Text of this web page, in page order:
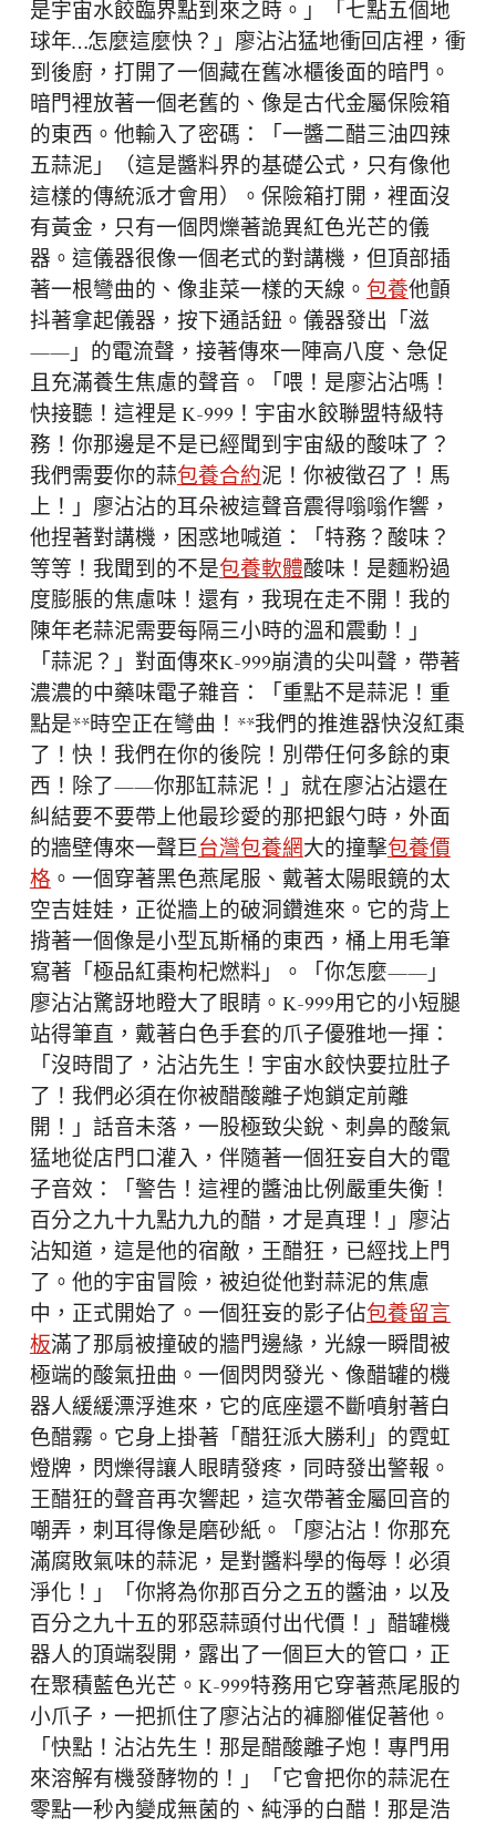
是宇宙水餃臨界點到來之時。」「七點五個地
球年…怎麼這麼快？」廖沾沾猛地衝回店裡，衝
到後廚，打開了一個藏在舊冰櫃後面的暗門。
暗門裡放著一個老舊的、像是古代金屬保險箱
的東西。他輸入了密碼：「一醬二醋三油四辣
五蒜泥」（這是醬料界的基礎公式，只有像他
這樣的傳統派才會用）。保險箱打開，裡面沒
有黃金，只有一個閃爍著詭異紅色光芒的儀
器。這儀器很像一個老式的對講機，但頂部插
著一根彎曲的、像韭菜一樣的天線。包養他顫
抖著拿起儀器，按下通話鈕。儀器發出「滋
——」的電流聲，接著傳來一陣高八度、急促
且充滿養生焦慮的聲音。「喂！是廖沾沾嗎！
快接聽！這裡是 K-999！宇宙水餃聯盟特級特
務！你那邊是不是已經聞到宇宙級的酸味了？
我們需要你的蒜包養合約泥！你被徵召了！馬
上！」廖沾沾的耳朵被這聲音震得嗡嗡作響，
他捏著對講機，困惑地喊道：「特務？酸味？
等等！我聞到的不是包養軟體酸味！是麵粉過
度膨脹的焦慮味！還有，我現在走不開！我的
陳年老蒜泥需要每隔三小時的溫和震動！」
「蒜泥？」對面傳來K-999崩潰的尖叫聲，帶著
濃濃的中藥味電子雜音：「重點不是蒜泥！重
點是**時空正在彎曲！**我們的推進器快沒紅棗
了！快！我們在你的後院！別帶任何多餘的東
西！除了——你那缸蒜泥！」就在廖沾沾還在
糾結要不要帶上他最珍愛的那把銀勺時，外面
的牆壁傳來一聲巨台灣包養網大的撞擊包養價
格。一個穿著黑色燕尾服、戴著太陽眼鏡的太
空吉娃娃，正從牆上的破洞鑽進來。它的背上
揹著一個像是小型瓦斯桶的東西，桶上用毛筆
寫著「極品紅棗枸杞燃料」。「你怎麼——」
廖沾沾驚訝地瞪大了眼睛。K-999用它的小短腿
站得筆直，戴著白色手套的爪子優雅地一揮：
「沒時間了，沾沾先生！宇宙水餃快要拉肚子
了！我們必須在你被醋酸離子炮鎖定前離
開！」話音未落，一股極致尖銳、刺鼻的酸氣
猛地從店門口灌入，伴隨著一個狂妄自大的電
子音效：「警告！這裡的醬油比例嚴重失衡！
百分之九十九點九九的醋，才是真理！」廖沾
沾知道，這是他的宿敵，王醋狂，已經找上門
了。他的宇宙冒險，被迫從他對蒜泥的焦慮
中，正式開始了。一個狂妄的影子佔包養留言
板滿了那扇被撞破的牆門邊緣，光線一瞬間被
極端的酸氣扭曲。一個閃閃發光、像醋罐的機
器人緩緩漂浮進來，它的底座還不斷噴射著白
色醋霧。它身上掛著「醋狂派大勝利」的霓虹
燈牌，閃爍得讓人眼睛發疼，同時發出警報。
王醋狂的聲音再次響起，這次帶著金屬回音的
嘲弄，刺耳得像是磨砂紙。「廖沾沾！你那充
滿腐敗氣味的蒜泥，是對醬料學的侮辱！必須
淨化！」「你將為你那百分之五的醬油，以及
百分之九十五的邪惡蒜頭付出代價！」醋罐機
器人的頂端裂開，露出了一個巨大的管口，正
在聚積藍色光芒。K-999特務用它穿著燕尾服的
小爪子，一把抓住了廖沾沾的褲腳催促著他。
「快點！沾沾先生！那是醋酸離子炮！專門用
來溶解有機發酵物的！」「它會把你的蒜泥在
零點一秒內變成無菌的、純淨的白醋！那是浩